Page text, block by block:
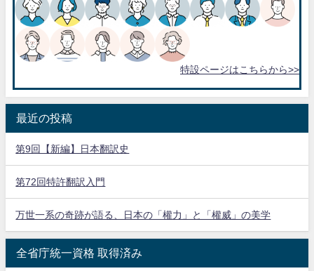
特設ページはこちらから>>
最近の投稿
第9回【新編】日本翻訳史
第72回特許翻訳入門
万世一系の奇跡が語る、日本の「權力」と「權威」の美学
全省庁統一資格 取得済み